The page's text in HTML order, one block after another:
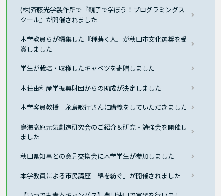
(株)斉藤光学製作所で『親子で学ぼう！プログラミングス
クール』が開催されました
本学教員らが編集した『種蒔く人』が秋田市文化選奨を受
賞しました
学生が栽培・収穫したキャベツを寄贈しました
本荘由利産学振興財団からの助成が決定しました
本学客員教授 永島敏行さんに講義をしていただきました
鳥海高原元気創造研究会のご紹介＆研究・勉強会を開催し
ました
秋田県知事との意見交換会に本学学生が参加しました
本学教員による市民講座「綿を紡ぐ」が開催されました